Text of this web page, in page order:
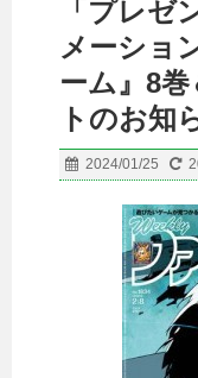
「プレゼ
メーショ
ーム』8
トのお知
2024/01/25